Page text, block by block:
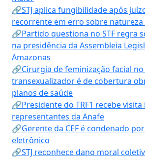
🔗STJ aplica fungibilidade após
recorrente em erro sobre natureza
🔗Partido questiona no STF regra
na presidência da Assembleia
Amazonas
🔗Cirurgia de feminização facial
transexualizador é de cobertura
planos de saúde
🔗Presidente do TRF1 recebe
representantes da Anafe
🔗Gerente da CEF é condenado
eletrônico
🔗STJ reconhece dano moral